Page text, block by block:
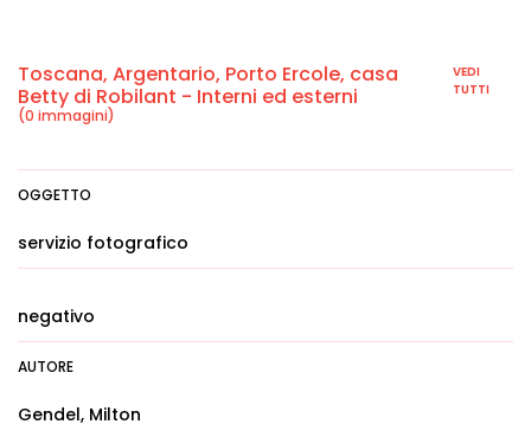
Toscana, Argentario, Porto Ercole, casa
Betty di Robilant - Interni ed esterni
(0 immagini)
VEDI
TUTTI
OGGETTO
servizio fotografico
negativo
AUTORE
Gendel, Milton